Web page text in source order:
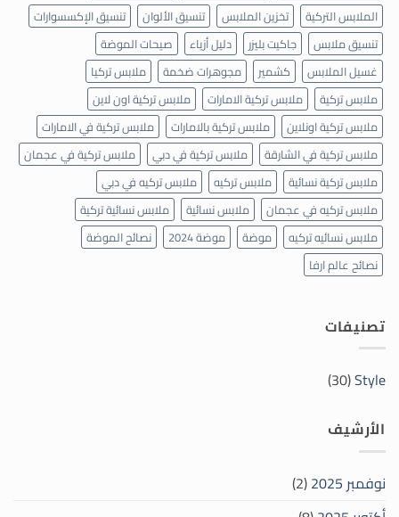
الملابس التركية
تخزين الملابس تنسيق الألوان
تنسيق الإكسسوارات
تنسيق ملابس
جاكيت بليزر دليل أزياء
صيحات الموضة
غسيل الملابس
كشمير مجوهرات ضخمة
ملابس تركيا
ملابس تركية
ملابس تركية الامارات
ملابس تركية اون لاين
ملابس تركية اونلاين
ملابس تركية بالامارات
ملابس تركية في الامارات
ملابس تركية في الشارقة
ملابس تركية في دبي
ملابس تركية في عجمان
ملابس تركية نسائية
ملابس تركيه
ملابس تركيه في دبي
ملابس تركيه في عجمان
ملابس نسائية
ملابس نسائية تركية
ملابس نسائيه تركيه
موضة موضة 2024
نصائح الموضة
نصائح عالم ارفا
تصنيفات
Style
(30)
الأرشيف
نوفمبر 2025
(2)